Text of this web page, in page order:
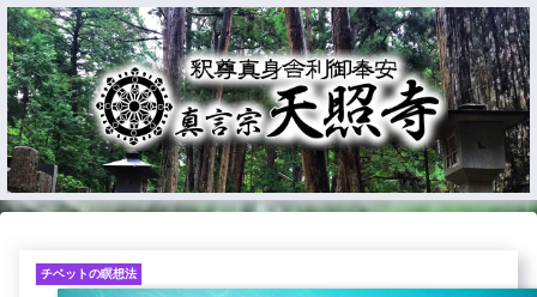
チベットの瞑想法